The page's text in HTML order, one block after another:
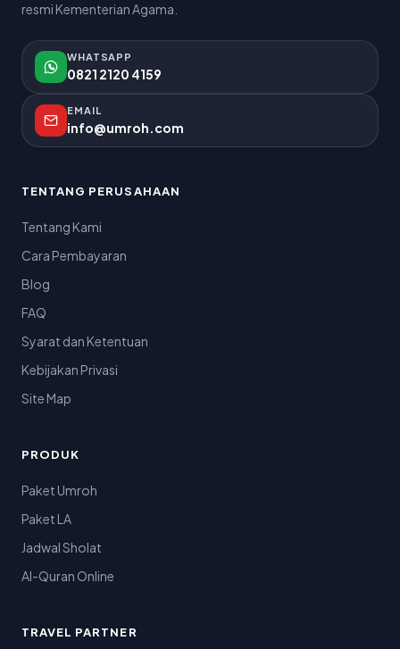
resmi Kementerian Agama.
WHATSAPP
0821 2120 4159
EMAIL
info@umroh.com
TENTANG PERUSAHAAN
Tentang Kami
Cara Pembayaran
Blog
FAQ
Syarat dan Ketentuan
Kebijakan Privasi
Site Map
PRODUK
Paket Umroh
Paket LA
Jadwal Sholat
Al-Quran Online
TRAVEL PARTNER